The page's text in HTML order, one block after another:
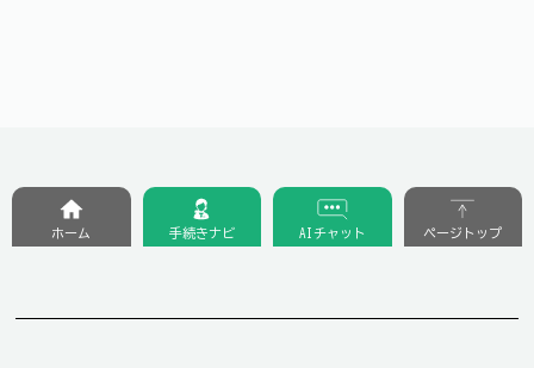
ホーム 手続きナビ AIチャット ページトップ